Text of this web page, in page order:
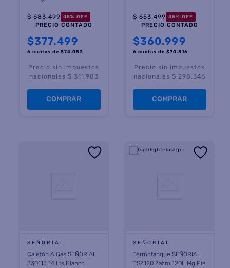
Carga Superior
$ 683.499 45% OFF
PRECIO CONTADO
$377.499
6 cuotas de $74.053
Precio sin impuestos
nacionales $ 311.983
COMPRAR
$ 653.499 45% OFF
PRECIO CONTADO
$360.999
6 cuotas de $70.816
Precio sin impuestos
nacionales $ 298.346
COMPRAR
SEÑORIAL
Calefón A Gas SEÑORIAL
330115 14 Lts Blanco
SEÑORIAL
Termotanque SEÑORIAL
TSZ120 Zafiro 120L Mg Pie